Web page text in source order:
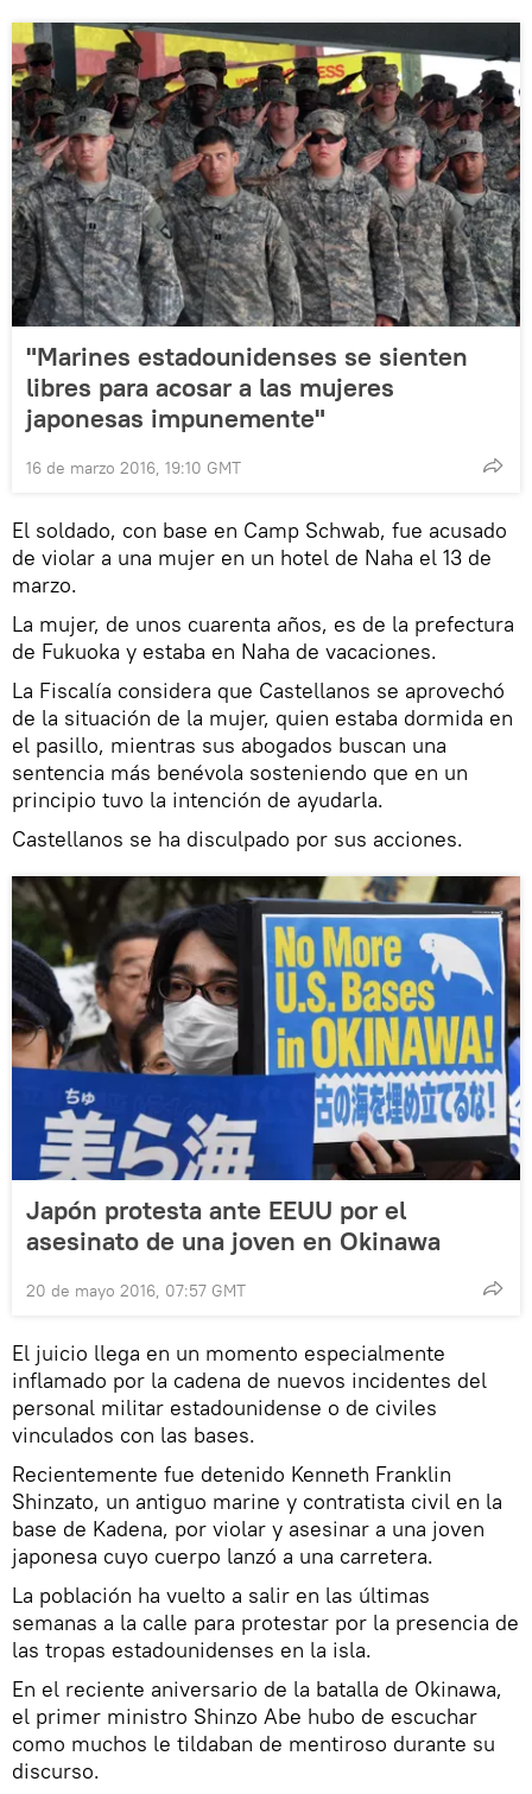
"Marines estadounidenses se sienten
libres para acosar a las mujeres
japonesas impunemente"
16 de marzo 2016, 19:10 GMT
El soldado, con base en Camp Schwab, fue acusado
de violar a una mujer en un hotel de Naha el 13 de
marzo.
La mujer, de unos cuarenta años, es de la prefectura
de Fukuoka y estaba en Naha de vacaciones.
La Fiscalía considera que Castellanos se aprovechó
de la situación de la mujer, quien estaba dormida en
el pasillo, mientras sus abogados buscan una
sentencia más benévola sosteniendo que en un
principio tuvo la intención de ayudarla.
Castellanos se ha disculpado por sus acciones.
Japón protesta ante EEUU por el
asesinato de una joven en Okinawa
20 de mayo 2016, 07:57 GMT
El juicio llega en un momento especialmente
inflamado por la cadena de nuevos incidentes del
personal militar estadounidense o de civiles
vinculados con las bases.
Recientemente fue detenido Kenneth Franklin
Shinzato, un antiguo marine y contratista civil en la
base de Kadena, por violar y asesinar a una joven
japonesa cuyo cuerpo lanzó a una carretera.
La población ha vuelto a salir en las últimas
semanas a la calle para protestar por la presencia de
las tropas estadounidenses en la isla.
En el reciente aniversario de la batalla de Okinawa,
el primer ministro Shinzo Abe hubo de escuchar
como muchos le tildaban de mentiroso durante su
discurso.